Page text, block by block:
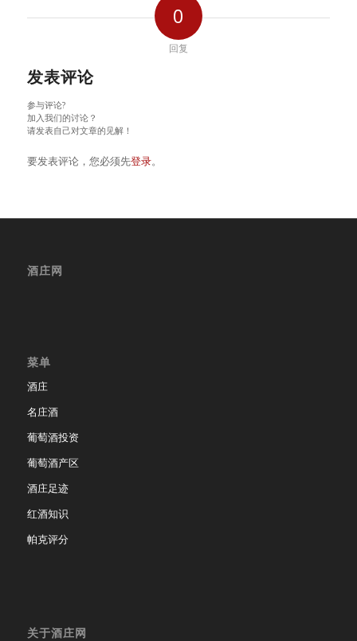
0
回复
发表评论
参与评论?
加入我们的讨论？
请发表自己对文章的见解！
要发表评论，您必须先登录。
酒庄网
菜单
酒庄
名庄酒
葡萄酒投资
葡萄酒产区
酒庄足迹
红酒知识
帕克评分
关于酒庄网